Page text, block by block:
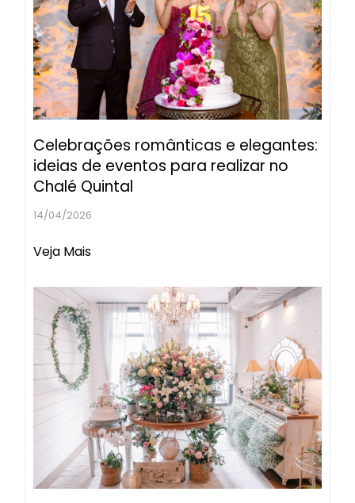
Celebrações românticas e elegantes:
ideias de eventos para realizar no
Chalé Quintal
14/04/2026
Veja Mais